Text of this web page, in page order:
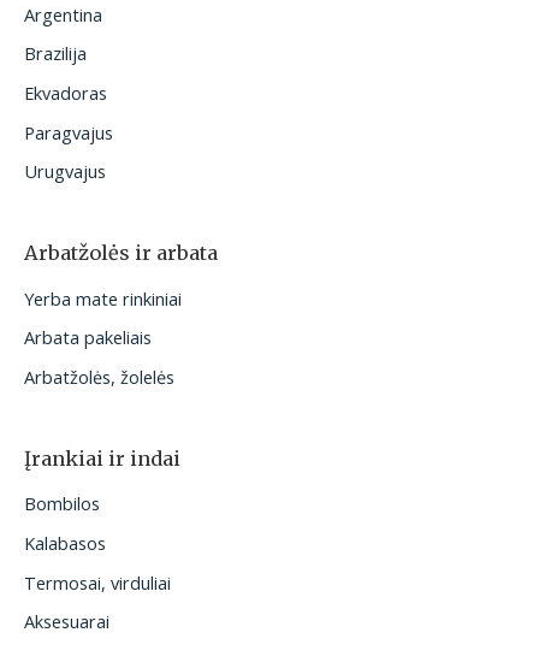
Argentina
Brazilija
Ekvadoras
Paragvajus
Urugvajus
Arbatžolės ir arbata
Yerba mate rinkiniai
Arbata pakeliais
Arbatžolės, žolelės
Įrankiai ir indai
Bombilos
Kalabasos
Termosai, virduliai
Aksesuarai